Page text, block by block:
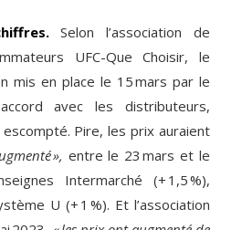
Selon l’association de
UFC-Que Choisir, le
mis en place le 15 mars par le
avec les distributeurs,
escompté. Pire, les prix auraient
», entre le 23 mars et le
Intermarché (+ 1,5 %),
U (+ 1 %). Et l’association